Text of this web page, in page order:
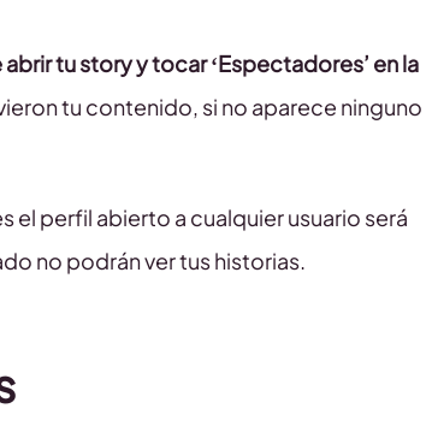
tu story y tocar ‘Espectadores’ en la
tu contenido, si no aparece ninguno
el perfil abierto a cualquier usuario será
no podrán ver tus historias.